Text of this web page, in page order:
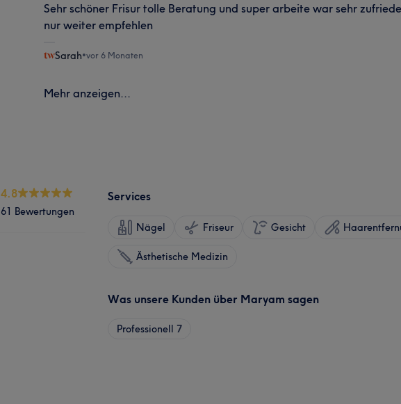
Sehr schöner Frisur tolle Beratung und super arbeite war sehr
nur weiter empfehlen
Sarah•vor 6 Monaten
Mehr anzeigen...
4.8
61 Bewertungen
Services
Nägel Friseur Gesicht
Ästhetische Medizin
Was unsere Kunden über Maryam sagen
Professionell 7